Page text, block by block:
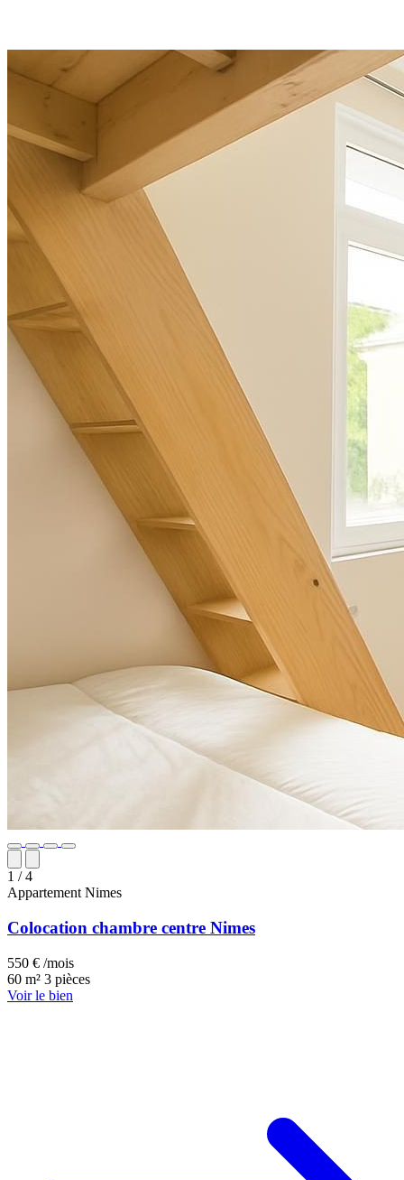
1 / 4
Appartement Nimes
Colocation chambre centre Nimes
550 € /mois
60 m² 3 pièces
Voir le bien